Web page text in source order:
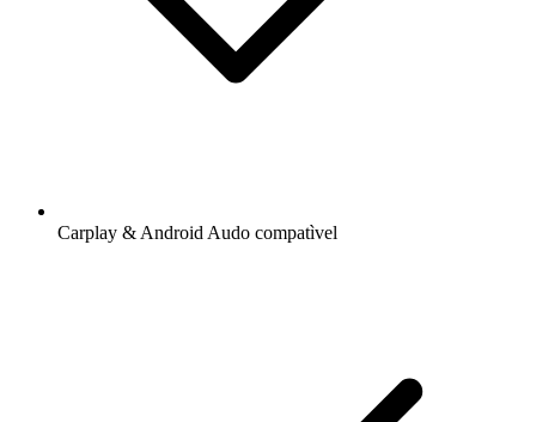
Carplay & Android Audo compatìvel